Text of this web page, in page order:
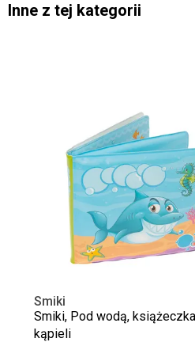
Inne z tej kategorii
Smiki
Smiki, Pod wodą,
kąpieli